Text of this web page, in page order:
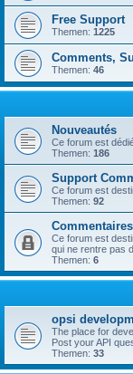
Free Support
Themen: 1225
Comments,
Themen: 46
Nouveautés
Ce forum est
Themen: 186
Support
Ce forum est
Themen: 92
Ce forum est
qui ne rentre pas
Themen: 6
opsi
The place for
Post your API
Themen: 33